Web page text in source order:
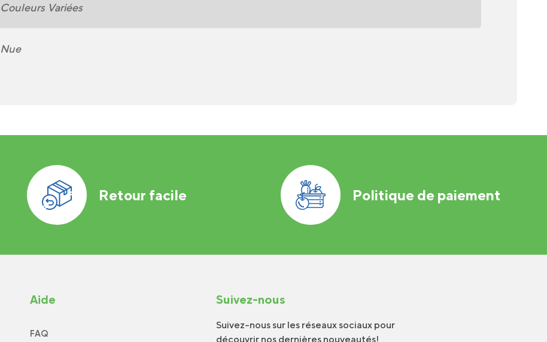
Couleurs Variées
Nue
Retour facile Politique de paiement
Aide
FAQ
Suivez-nous
Suivez-nous sur les réseaux sociaux pour
découvrir nos dernières nouveautés!